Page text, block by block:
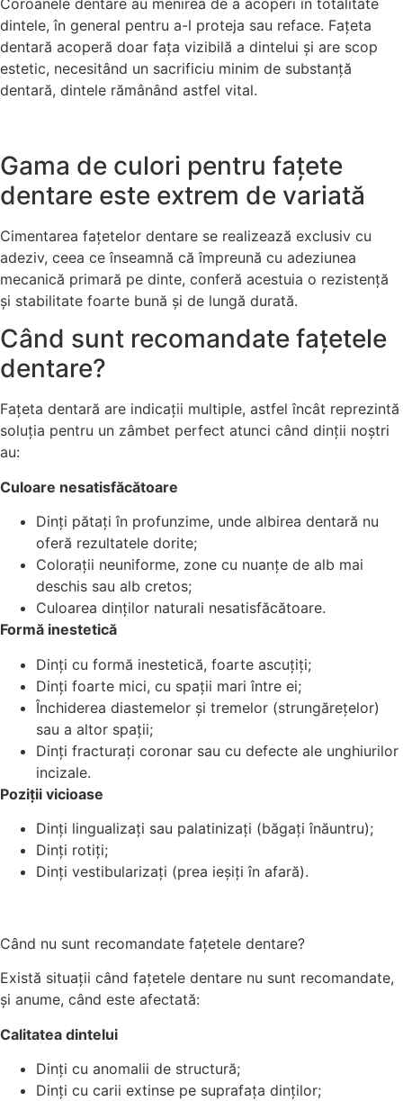
Coroanele dentare au menirea de a acoperi în totalitate
dintele, în general pentru a-l proteja sau reface. Fațeta
dentară acoperă doar fața vizibilă a dintelui și are scop
estetic, necesitând un sacrificiu minim de substanță
dentară, dintele rămânând astfel vital.
Gama de culori pentru fațete
dentare este extrem de variată
Cimentarea fațetelor dentare se realizează exclusiv cu
adeziv, ceea ce înseamnă că împreună cu adeziunea
mecanică primară pe dinte, conferă acestuia o rezistență
și stabilitate foarte bună și de lungă durată.
Când sunt recomandate fațetele
dentare?
Fațeta dentară are indicații multiple, astfel încât reprezintă
soluția pentru un zâmbet perfect atunci când dinții noștri
au:
Culoare nesatisfăcătoare
Dinți pătați în profunzime, unde albirea dentară nu
oferă rezultatele dorite;
Colorații neuniforme, zone cu nuanțe de alb mai
deschis sau alb cretos;
Culoarea dinților naturali nesatisfăcătoare.
Formă inestetică
Dinți cu formă inestetică, foarte ascuțiți;
Dinți foarte mici, cu spații mari între ei;
Închiderea diastemelor și tremelor (strungărețelor)
sau a altor spații;
Dinți fracturați coronar sau cu defecte ale unghiurilor
incizale.
Poziții vicioase
Dinți lingualizați sau palatinizați (băgați înăuntru);
Dinți rotiți;
Dinți vestibularizați (prea ieșiți în afară).
Când nu sunt recomandate fațetele dentare?
Există situații când fațetele dentare nu sunt recomandate,
și anume, când este afectată:
Calitatea dintelui
Dinți cu anomalii de structură;
Dinți cu carii extinse pe suprafața dinților;